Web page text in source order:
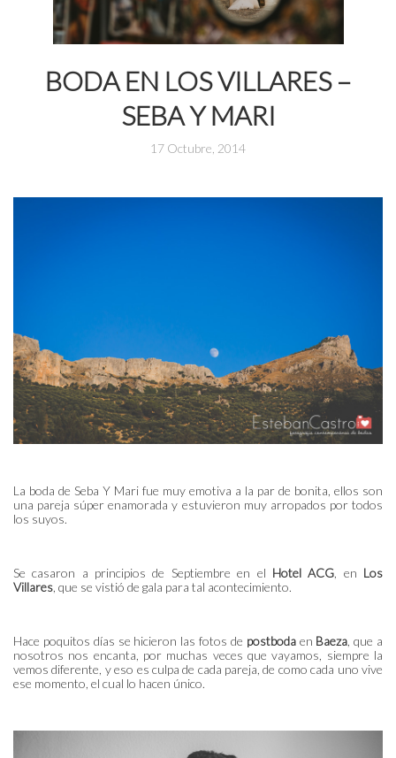
BODA EN LOS VILLARES –
SEBA Y MARI
17 Octubre, 2014
La boda de Seba Y Mari fue muy emotiva a la par de bonita, ellos son
una pareja súper enamorada y estuvieron muy arropados por todos
los suyos.
Se casaron a principios de Septiembre en el Hotel ACG , en Los
Villares , que se vistió de gala para tal acontecimiento.
Hace poquitos días se hicieron las fotos de postbodaen Baeza , que a
nosotros nos encanta, por muchas veces que vayamos, siempre la
vemos diferente, y eso es culpa de cada pareja, de como cada uno vive
ese momento, el cual lo hacen único.